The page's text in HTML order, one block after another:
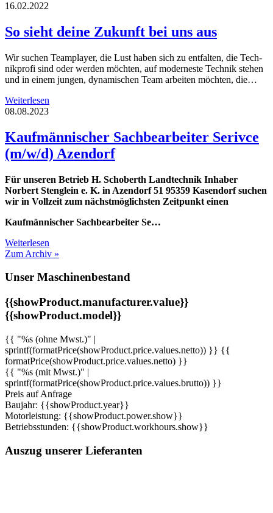
16.02.2022
So sieht deine Zukunft bei uns aus
Wir suchen Team­play­er, die Lust haben sich zu entfalten, die Tech­
nik­pro­fi sind oder werden möchten, auf mo­der­nes­te Technik stehen
und in einem jungen, dy­na­mi­schen Team arbeiten möchten, die…
Weiterlesen
08.08.2023
Kaufmännischer Sachbearbeiter Serivce
(m/w/d) Azendorf
Für unseren Betrieb H. Schoberth Landtechnik Inhaber
Norbert Stenglein e. K. in Azendorf 51 95359 Kasendorf suchen
wir in Vollzeit zum nächstmöglichsten Zeitpunkt einen
Kaufmännischer Sachbearbeiter Se…
Weiterlesen
Zum Archiv »
Unser Maschinenbestand
{{showProduct.manufacturer.value}}
{{showProduct.model}}
{{ "%s (ohne Mwst.)" |
sprintf(formatPrice(showProduct.price.values.netto)) }} {{
formatPrice(showProduct.price.values.netto) }}
{{ "%s (mit Mwst.)" |
sprintf(formatPrice(showProduct.price.values.brutto)) }}
Preis auf Anfrage
Baujahr: {{showProduct.year}}
Motorleistung: {{showProduct.power.show}}
Betriebsstunden: {{showProduct.workhours.show}}
Auszug unserer Lieferanten